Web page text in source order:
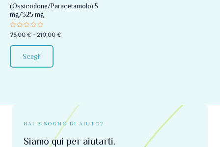
(Ossicodone/Paracetamolo) 5
mg/325 mg
Valutato
0
su
5
75,00 € - 210,00 €
Scegli
essere
nella
pagina
HAI BISOGNO DI AIUTO?
Siamo qui per aiutarti.